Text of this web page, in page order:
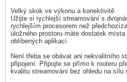
Velký skok ve výkonu a konektivitě
Užijte si rychlejší streamování s
rychlejším procesorem než
úložného prostoru máte dostatek
oblíbených aplikací.
Není třeba se obávat ani nekvalitního
připojení. Připojte se přímo k routeru
kvalitu streamování bez ohledu na sílu